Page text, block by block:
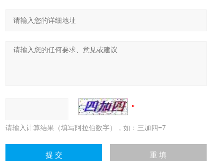
请输入计算结果（填写阿拉伯数字），如：三加四=7